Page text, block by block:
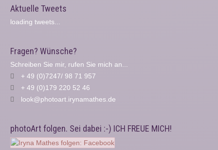
Aktuelle Tweets
loading tweets...
Fragen? Wünsche?
Schreiben Sie mir, rufen Sie mich an...
+ 49 (0)7247/ 98 71 957
+ 49 (0)179 220 52 46
look@photoart.irynamathes.de
photoArt folgen. Sei dabei :-) ICH FREUE MICH!